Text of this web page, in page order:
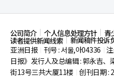
公司简介 个人信息处理方针 青
读者提供新闻线索
新闻稿件投诉
亚洲日报
刊号 : 서울,아04336
日报》发行人及总编辑 : 郭永吉、
街13号三共大厦11楼 创刊日期 :